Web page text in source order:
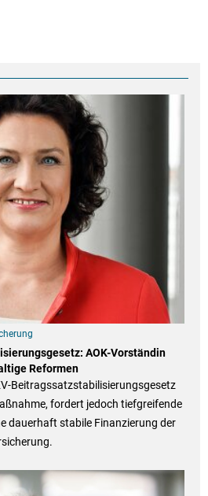
AOK-Vorständin
Reformen
Beitragssatzstabilisierungsgesetz
fordert jedoch tiefgreifende
dauerhaft stabile Finanzierung der